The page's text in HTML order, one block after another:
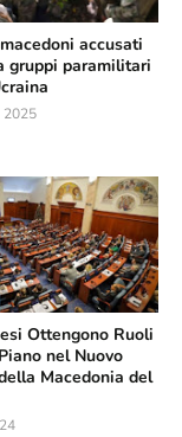
accusati
gruppi paramilitari
2025
Ottengono Ruoli
nel Nuovo
Macedonia del